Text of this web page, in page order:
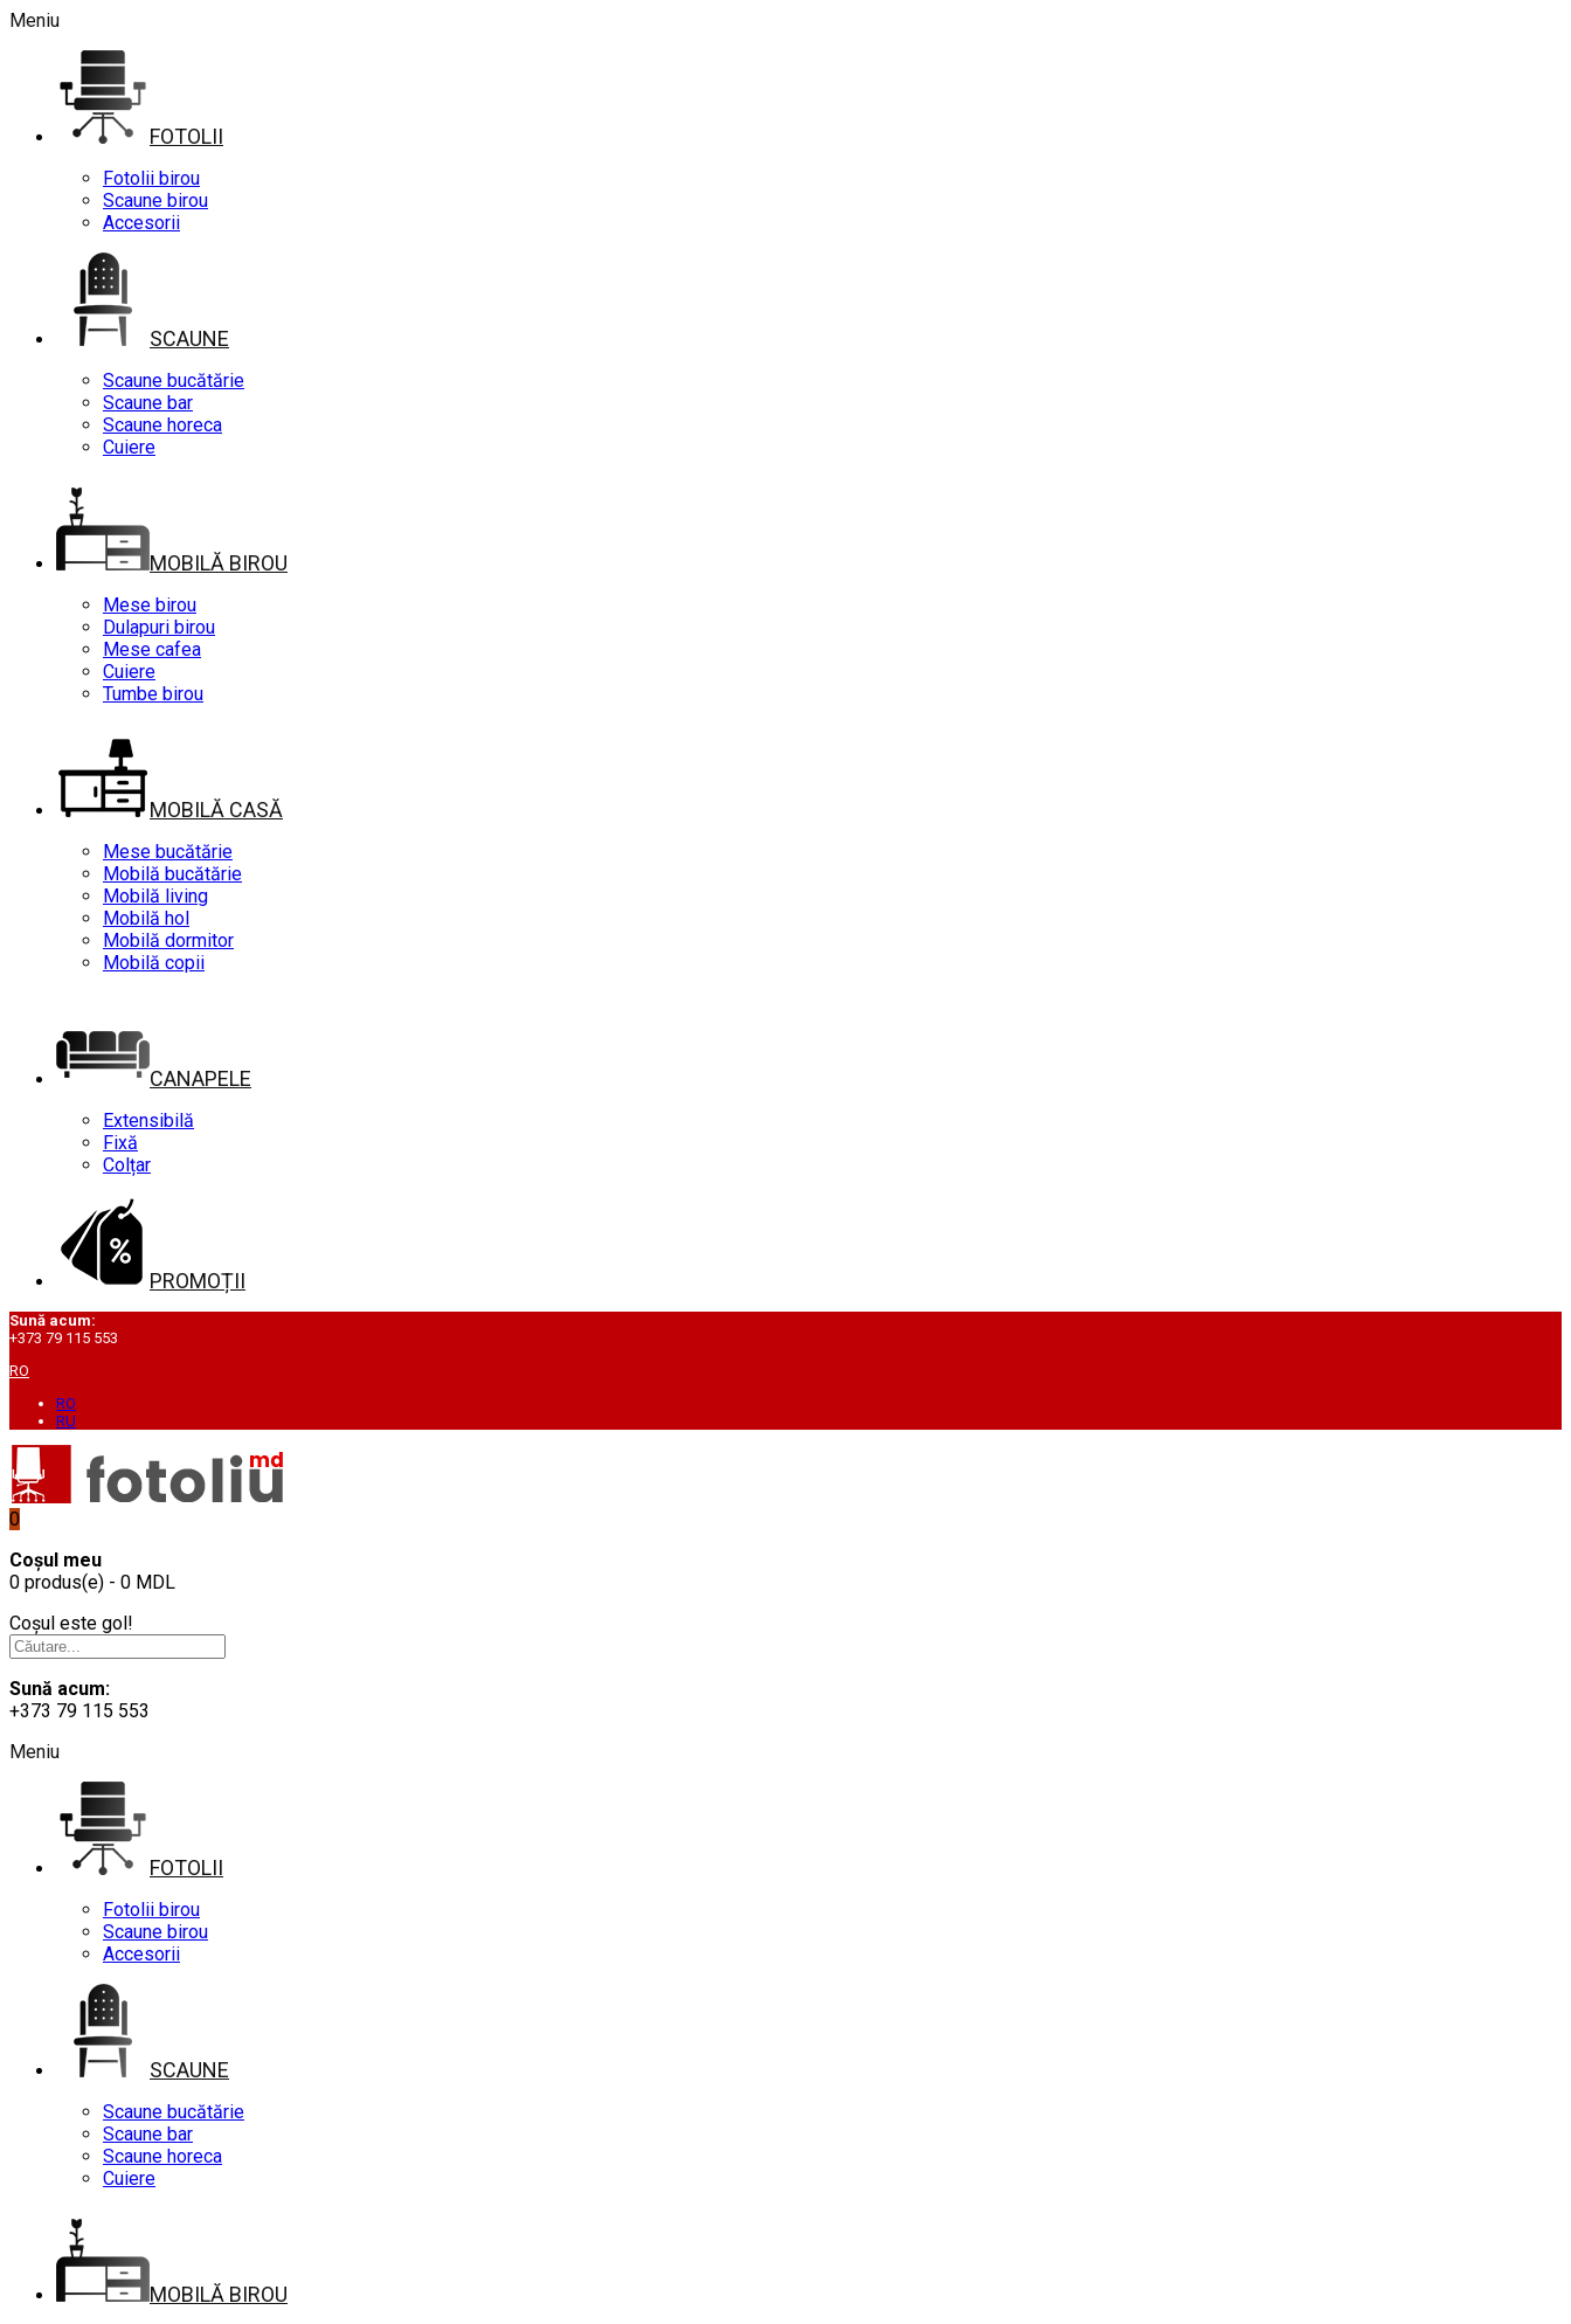
Meniu
FOTOLII
Fotolii birou
Scaune birou
Accesorii
SCAUNE
Scaune bucătărie
Scaune bar
Scaune horeca
Cuiere
MOBILĂ BIROU
Mese birou
Dulapuri birou
Mese cafea
Cuiere
Tumbe birou
MOBILĂ CASĂ
Mese bucătărie
Mobilă bucătărie
Mobilă living
Mobilă hol
Mobilă dormitor
Mobilă copii
CANAPELE
Extensibilă
Fixă
Colțar
PROMOȚII
Sună acum:
+373 79 115 553
RO
RO
RU
0
Coșul meu
0 produs(e) - 0 MDL
Coșul este gol!
Sună acum:
+373 79 115 553
Meniu
FOTOLII
Fotolii birou
Scaune birou
Accesorii
SCAUNE
Scaune bucătărie
Scaune bar
Scaune horeca
Cuiere
MOBILĂ BIROU